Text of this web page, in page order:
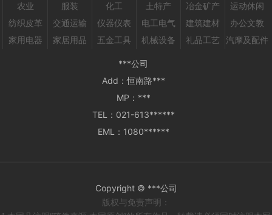
农业
服装 化工 土特产 冶金矿产
运动休闲
纺织皮革
交通运输 仪器仪表 电工电气 建筑建材
办公文教
家用电器
家居用品 五金工具 机械设备 礼品工艺 汽摩及配件
***公司
Add：恒南路***
MP： ***
TEL： 021-613******
EML： 1080******
Copyright © ***公司
版权与免责声明：